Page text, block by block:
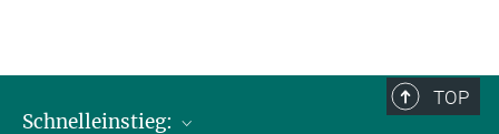
TOP
Schnelleinstieg: